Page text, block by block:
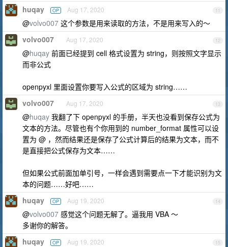
11
huqay OP Aug 17, 2020
@volvo007 这个参数是用来读取的方法，不是用来写入的～
12
volvo007 Aug 17, 2020
@huqay 前面已经提到 cell 格式设置为 string，则按照文字显示
而非公式
openpyxl 里面设置你要写入公式的区域为 string……
13
volvo007 Aug 17, 2020
@huqay 我翻了下 openpyxl 的手册，半天也没看到保存公式为
文本的方法。尽管也有个你用到的 number_format 属性可以设
置为 @ ，然而结果还是保存了公式计算后的结果为文本，而不
是直接把公式保存为文本……
但如果公式前面加单引号，一样会遇到需要点一下才能识别为文
本的问题……好吧……
14
huqay OP Aug 19, 2020
@volvo007 感觉这个问题无解了。逼我用 VBA ～
多谢你的解答。
15
huqay OP Aug 19, 2020